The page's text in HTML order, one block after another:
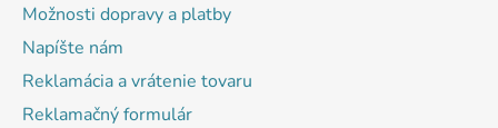
Možnosti dopravy a platby
Napíšte nám
Reklamácia a vrátenie tovaru
Reklamačný formulár